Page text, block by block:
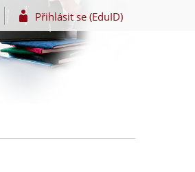
Přihlásit se (EduID)